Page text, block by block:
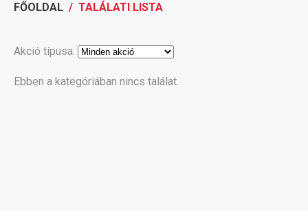
FŐOLDAL / TALÁLATI LISTA
Akció típusa:
Ebben a kategóriában nincs találat.